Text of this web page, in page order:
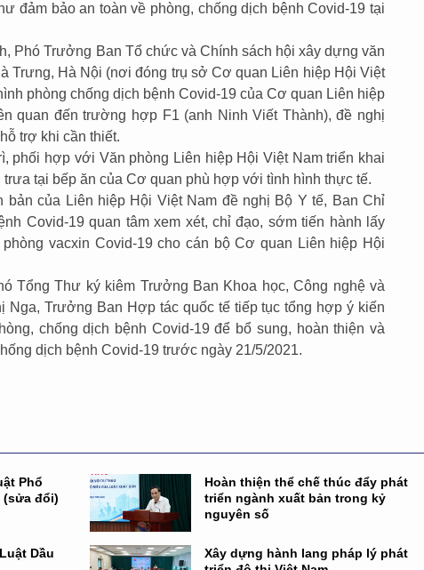
đảm bảo an toàn về phòng, chống dịch bệnh Covid-19 tại
Phó Trưởng Ban Tổ chức và Chính sách hội xây dựng văn
Trưng, Hà Nội (nơi đóng trụ sở Cơ quan Liên hiệp Hội Việt
phòng chống dịch bệnh Covid-19 của Cơ quan Liên hiệp
quan đến trường hợp F1 (anh Ninh Viết Thành), đề nghị
trợ khi cần thiết.
phối hợp với Văn phòng Liên hiệp Hội Việt Nam triển khai
tại bếp ăn của Cơ quan phù hợp với tình hình thực tế.
bản của Liên hiệp Hội Việt Nam đề nghị Bộ Y tế, Ban Chỉ
Covid-19 quan tâm xem xét, chỉ đạo, sớm tiến hành lấy
vacxin Covid-19 cho cán bộ Cơ quan Liên hiệp Hội
Tổng Thư ký kiêm Trưởng Ban Khoa học, Công nghệ và
Nga, Trưởng Ban Hợp tác quốc tế tiếp tục tổng hợp ý kiến
chống dịch bệnh Covid-19 để bổ sung, hoàn thiện và
dịch bệnh Covid-19 trước ngày 21/5/2021.
Phổ
(sửa đổi)
Hoàn thiện thể chế thúc đẩy phát
triển ngành xuất bản trong kỷ
nguyên số
Dầu
Xây dựng hành lang pháp lý phát